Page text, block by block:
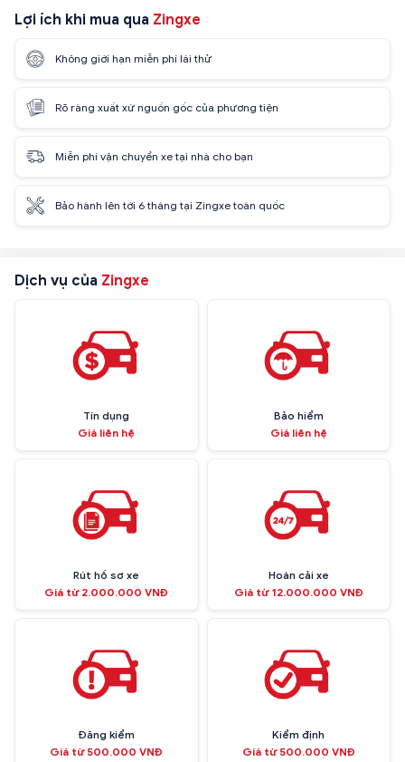
Lợi ích khi mua qua Zingxe
Không giới hạn miễn phí lái thử
Rõ ràng xuất xứ nguồn gốc của phương tiện
Miễn phí vận chuyển xe tại nhà cho bạn
Bảo hành lên tới 6 tháng tại Zingxe toàn quốc
Dịch vụ của Zingxe
Tín dụng
Giá liên hệ
Bảo hiểm
Giá liên hệ
Rút hồ sơ xe
Giá từ 2.000.000 VNĐ
Hoán cải xe
Giá từ 12.000.000 VNĐ
Đăng kiểm
Giá từ 500.000 VNĐ
Kiểm định
Giá từ 500.000 VNĐ